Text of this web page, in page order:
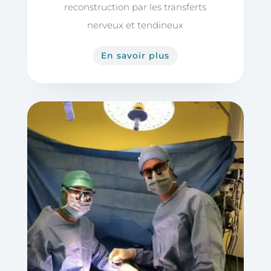
reconstruction par les transferts
nerveux et tendineux
En savoir plus